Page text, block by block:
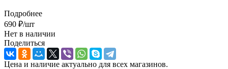
Подробнее
690 ₽/шт
Нет в наличии
Поделиться
Цена и наличие актуально для всех магазинов.